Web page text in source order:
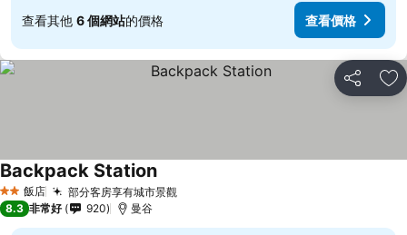
查看其他 6 個網站的價格 查看價格
分享 加
2 星級飯店 部分客房享有城市景觀
Backpack Station
8.3 非常好 920 曼谷